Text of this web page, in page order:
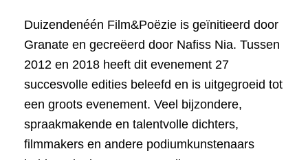
Duizendenéén Film&Poëzie is geïnitieerd door
Granate en gecreëerd door Nafiss Nia. Tussen
2012 en 2018 heeft dit evenement 27
succesvolle edities beleefd en is uitgegroeid tot
een groots evenement. Veel bijzondere,
spraakmakende en talentvolle dichters,
filmmakers en andere podiumkunstenaars